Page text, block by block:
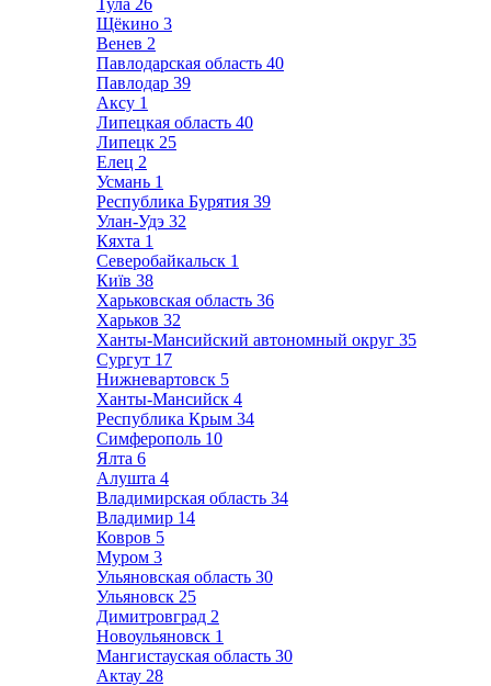
Тула 26
Щёкино 3
Венев 2
Павлодарская область 40
Павлодар 39
Аксу 1
Липецкая область 40
Липецк 25
Елец 2
Усмань 1
Республика Бурятия 39
Улан-Удэ 32
Кяхта 1
Северобайкальск 1
Київ 38
Харьковская область 36
Харьков 32
Ханты-Мансийский автономный округ 35
Сургут 17
Нижневартовск 5
Ханты-Мансийск 4
Республика Крым 34
Симферополь 10
Ялта 6
Алушта 4
Владимирская область 34
Владимир 14
Ковров 5
Муром 3
Ульяновская область 30
Ульяновск 25
Димитровград 2
Новоульяновск 1
Мангистауская область 30
Актау 28